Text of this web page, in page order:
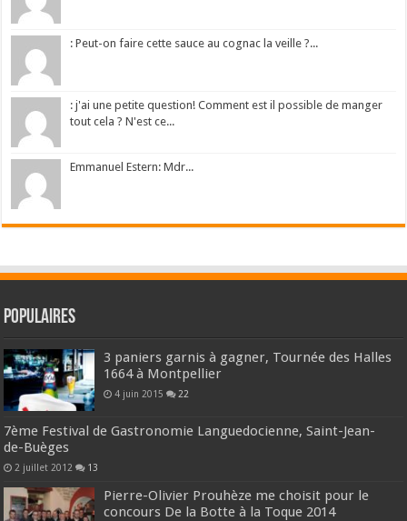
: Peut-on faire cette sauce au cognac la veille ?...
: j'ai une petite question! Comment est il possible de manger
tout cela ? N'est ce...
Emmanuel Estern: Mdr...
Populaires
3 paniers garnis à gagner, Tournée des Halles
1664 à Montpellier
4 juin 2015 22
7ème Festival de Gastronomie Languedocienne, Saint-Jean-
de-Buèges
2 juillet 2012 13
Pierre-Olivier Prouhèze me choisit pour le
concours De la Botte à la Toque 2014